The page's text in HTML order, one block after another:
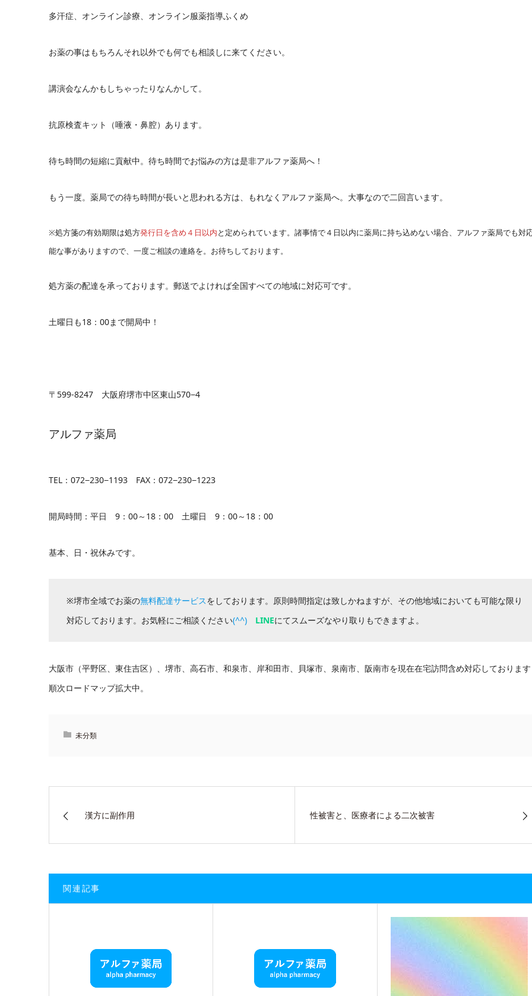
多汗症、オンライン診療、オンライン服薬指導ふくめ
お薬の事はもちろんそれ以外でも何でも相談しに来てください。
講演会なんかもしちゃったりなんかして。
抗原検査キット（唾液・鼻腔）あります。
待ち時間の短縮に貢献中。待ち時間でお悩みの方は是非アルファ薬局へ！
もう一度。薬局での待ち時間が長いと思われる方は、もれなくアルファ薬局へ。大事なので二回言います。
※処方箋の有効期限は処方発行日を含め４日以内と定められています。諸事情で４日以内に薬局に持ち込めない場合、アルファ薬局でも対
能な事がありますので、一度ご相談の連絡を。お待ちしております。
処方薬の配達を承っております。郵送でよければ全国すべての地域に対応可です。
土曜日も18：00まで開局中！
〒599-8247 大阪府堺市中区東山570−4
アルファ薬局
TEL：072−230−1193 FAX：072−230−1223
開局時間：平日 9：00～18：00 土曜日 9：00～18：00
基本、日・祝休みです。
※堺市全域でお薬の無料配達サービスをしております。原則時間指定は致しかねますが、その他地域においても可能な限り
対応しております。お気軽にご相談ください(^^) LINEにてスムーズなやり取りもできますよ。
大阪市（平野区、東住吉区）、堺市、高石市、和泉市、岸和田市、貝塚市、泉南市、阪南市を現在在宅訪問含め対応しておりま
順次ロードマップ拡大中。
未分類
漢方に副作用 性被害と、医療者による二次被害
関連記事